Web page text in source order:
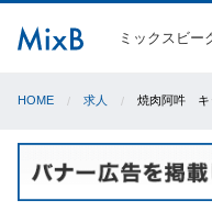
ミックスビー
HOME 求人 焼肉阿吽 キ